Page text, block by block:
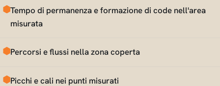
Tempo di permanenza e formazione di code nell'area
misurata
Percorsi e flussi nella zona coperta
Picchi e cali nei punti misurati